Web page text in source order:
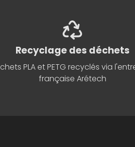
Recyclage des déchets
PLA et PETG recyclés via
française Arétech